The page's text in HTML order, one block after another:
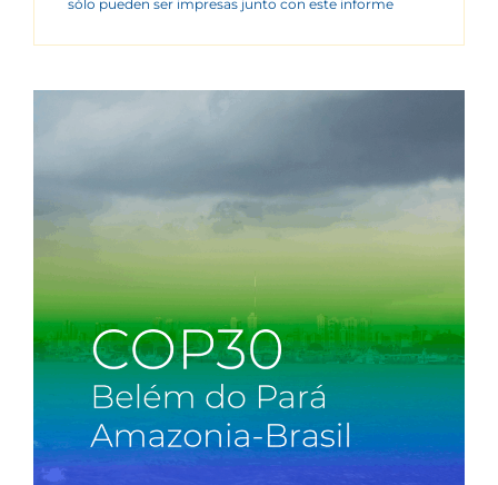
sólo pueden ser impresas junto con este informe